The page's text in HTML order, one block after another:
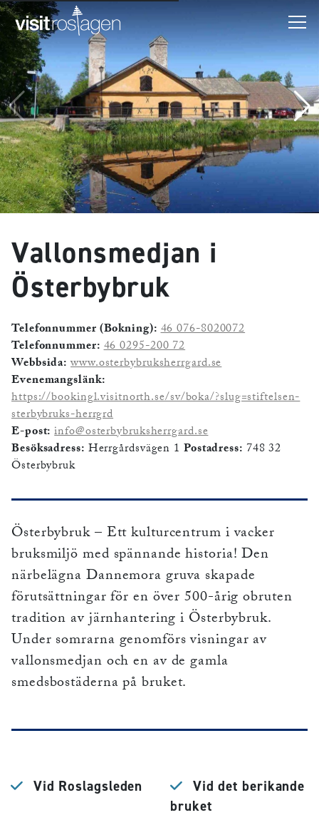
Vallonsmedjan i
Österbybruk
Telefonnummer (Bokning): 46 076-8020072
Telefonnummer: 46 0295-200 72
Webbsida: www.osterbybruksherrgard.se
Evenemangslänk:
https://bookingl.visitnorth.se/sv/boka/?slug=stiftelsen-
sterbybruks-herrgrd
E-post: info@osterbybruksherrgard.se
Besöksadress: Herrgårdsvägen 1 Postadress: 748 32
Österbybruk
Österbybruk – Ett kulturcentrum i vacker
bruksmiljö med spännande historia! Den
närbelägna Dannemora gruva skapade
förutsättningar för en över 500-årig obruten
tradition av järnhantering i Österbybruk.
Under somrarna genomförs visningar av
vallonsmedjan och en av de gamla
smedsbostäderna på bruket.
Vid Roslagsleden
Vid det berikande
bruket